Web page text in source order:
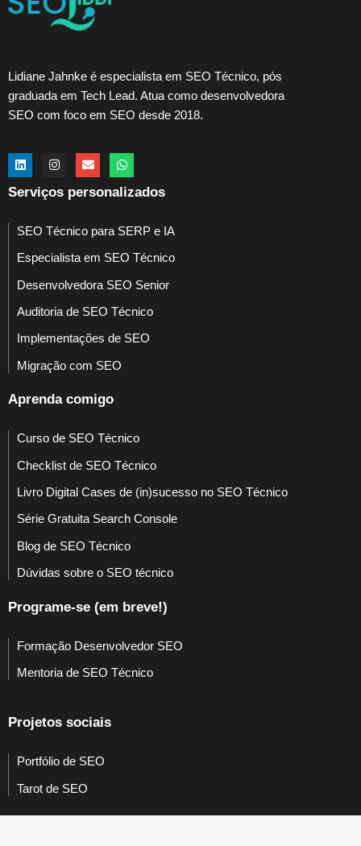
Lidiane Jahnke é especialista em SEO Técnico, pós
graduada em Tech Lead. Atua como desenvolvedora
SEO com foco em SEO desde 2018.
Serviços personalizados
SEO Técnico para SERP e IA
Especialista em SEO Técnico
Desenvolvedora SEO Senior
Auditoria de SEO Técnico
Implementações de SEO
Migração com SEO
Aprenda comigo
Curso de SEO Técnico
Checklist de SEO Técnico
Livro Digital Cases de (in)sucesso no SEO Técnico
Série Gratuita Search Console
Blog de SEO Técnico
Dúvidas sobre o SEO técnico
Programe-se (em breve!)
Formação Desenvolvedor SEO
Mentoria de SEO Técnico
Projetos sociais
Portfólio de SEO
Tarot de SEO